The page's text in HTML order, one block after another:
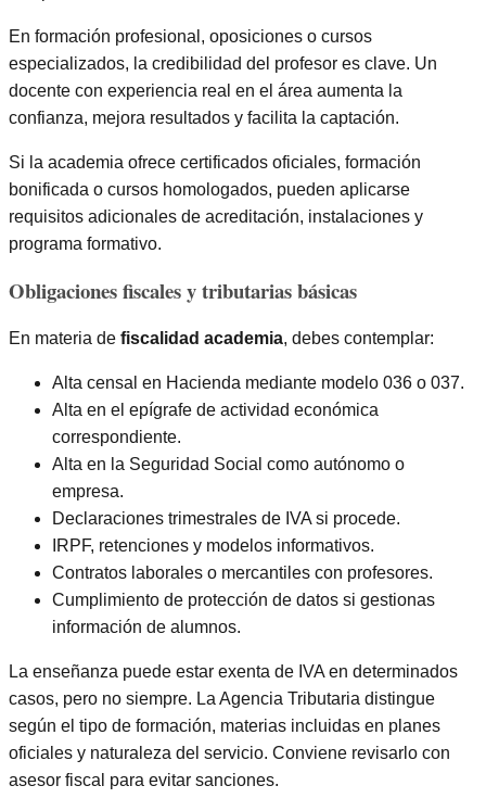
En formación profesional, oposiciones o cursos
especializados, la credibilidad del profesor es clave. Un
docente con experiencia real en el área aumenta la
confianza, mejora resultados y facilita la captación.
Si la academia ofrece certificados oficiales, formación
bonificada o cursos homologados, pueden aplicarse
requisitos adicionales de acreditación, instalaciones y
programa formativo.
Obligaciones fiscales y tributarias básicas
En materia de fiscalidad academia, debes contemplar:
Alta censal en Hacienda mediante modelo 036 o 037.
Alta en el epígrafe de actividad económica
correspondiente.
Alta en la Seguridad Social como autónomo o
empresa.
Declaraciones trimestrales de IVA si procede.
IRPF, retenciones y modelos informativos.
Contratos laborales o mercantiles con profesores.
Cumplimiento de protección de datos si gestionas
información de alumnos.
La enseñanza puede estar exenta de IVA en determinados
casos, pero no siempre. La Agencia Tributaria distingue
según el tipo de formación, materias incluidas en planes
oficiales y naturaleza del servicio. Conviene revisarlo con
asesor fiscal para evitar sanciones.